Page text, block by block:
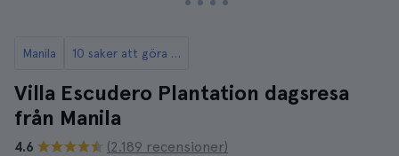
Manila 10 saker att göra i Manila
Villa Escudero Plantation dagsresa
från Manila
4.6
(2.189 recensioner)